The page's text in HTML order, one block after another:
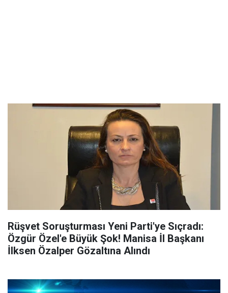
Rüşvet Soruşturması Yeni Parti'ye Sıçradı:
Özgür Özel'e Büyük Şok! Manisa İl Başkanı
İlksen Özalper Gözaltına Alındı